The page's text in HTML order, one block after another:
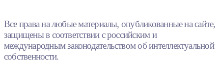
Все права на любые материалы, опубликованные на сайте,
защищены в соответствии с российским и
международным законодательством об интеллектуальной
собственности.